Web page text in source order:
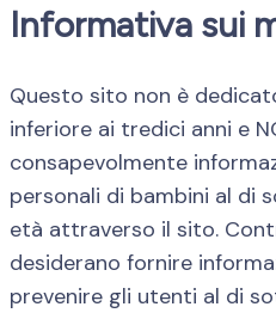
Informativa sui
Questo sito non è
inferiore ai tredici anni e
consapevolmente
personali di bambini al di
età attraverso il sito.
desiderano fornire
prevenire gli utenti al di